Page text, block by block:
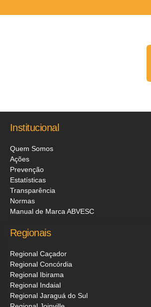
Institucional
Quem Somos
Ações
Prevenção
Estatísticas
Transparência
Normas
Manual de Marca ABVESC
Regionais
Regional Caçador
Regional Concórdia
Regional Ibirama
Regional Indaial
Regional Jaraguá do Sul